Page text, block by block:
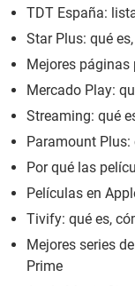
TDT España:
Star Plus: qué
Mejores páginas
Mercado Play:
Streaming: qué
Paramount
Por qué las
Películas en
Tivify: qué es,
Mejores series
Prime